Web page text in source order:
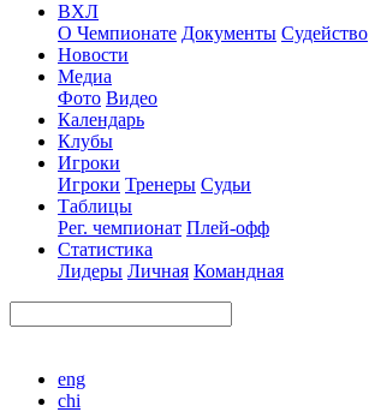
ВХЛ
О Чемпионате Документы Судейство
Новости
Медиа
Фото Видео
Календарь
Клубы
Игроки
Игроки Тренеры Судьи
Таблицы
Рег. чемпионат Плей-офф
Статистика
Лидеры Личная Командная
eng
chi